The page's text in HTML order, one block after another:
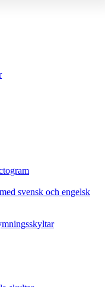
svensk och engelsk